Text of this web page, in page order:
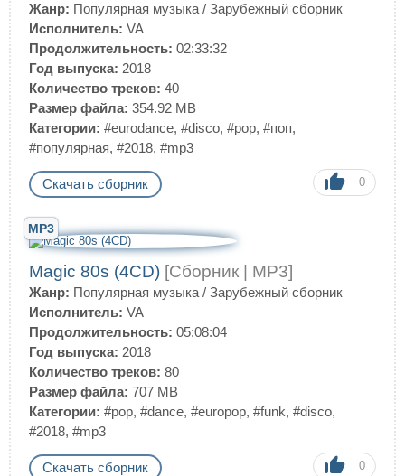
Жанр: Популярная музыка / Зарубежный сборник
Исполнитель: VA
Продолжительность: 02:33:32
Год выпуска: 2018
Количество треков: 40
Размер файла: 354.92 MB
Категории: #eurodance, #disco, #pop, #поп,
#популярная, #2018, #mp3
Скачать сборник 0
MP3
Magic 80s (4CD) [Сборник | MP3]
Жанр: Популярная музыка / Зарубежный сборник
Исполнитель: VA
Продолжительность: 05:08:04
Год выпуска: 2018
Количество треков: 80
Размер файла: 707 MB
Категории: #pop, #dance, #europop, #funk, #disco,
#2018, #mp3
Скачать сборник 0